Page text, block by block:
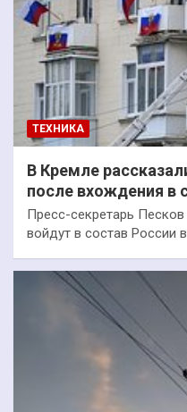
ТЕХНИКА
В Кремле
после вхождения в
Пресс-секретарь
войдут в состав России